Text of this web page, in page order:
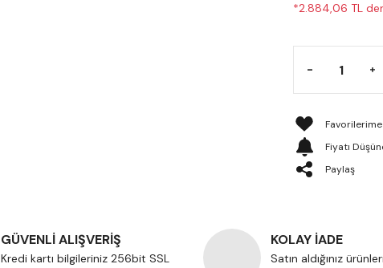
*2.884,06 TL
Fiyatı
Paylaş
GÜVENLİ ALIŞVERİŞ
Kredi kartı bilgileriniz 256bit SSL
KOLAY İADE
Satın aldığınız